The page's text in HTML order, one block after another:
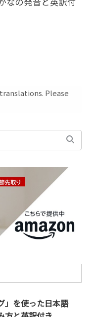
Please
」を使った日本語